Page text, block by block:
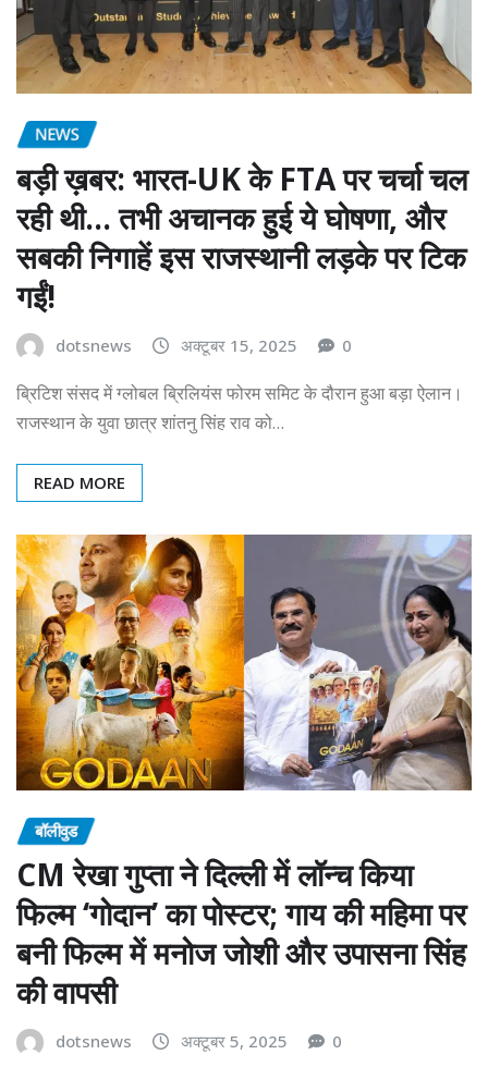
NEWS
बड़ी ख़बर: भारत-UK के FTA पर चर्चा चल
रही थी… तभी अचानक हुई ये घोषणा, और
सबकी निगाहें इस राजस्थानी लड़के पर टिक
गईं!
dotsnews अक्टूबर 15, 2025 0
ब्रिटिश संसद में ग्लोबल ब्रिलियंस फोरम समिट के दौरान हुआ बड़ा ऐलान।
राजस्थान के युवा छात्र शांतनु सिंह राव को…
READ MORE
बॉलीवुड
CM रेखा गुप्ता ने दिल्ली में लॉन्च किया
फिल्म ‘गोदान’ का पोस्टर; गाय की महिमा पर
बनी फिल्म में मनोज जोशी और उपासना सिंह
की वापसी
dotsnews अक्टूबर 5, 2025 0